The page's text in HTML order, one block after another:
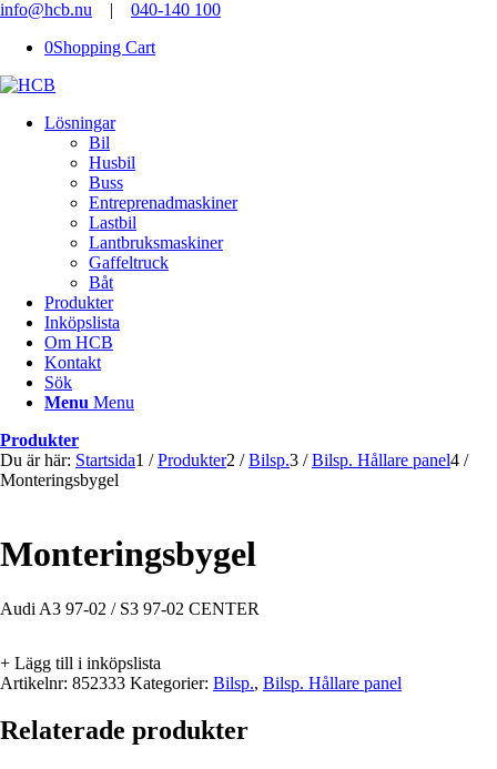
info@hcb.nu | 040-140 100
0Shopping Cart
Lösningar
Bil
Husbil
Buss
Entreprenadmaskiner
Lastbil
Lantbruksmaskiner
Gaffeltruck
Båt
Produkter
Inköpslista
Om HCB
Kontakt
Sök
Menu Menu
Produkter
Du är här: Startsida1 / Produkter2 / Bilsp.3 / Bilsp. Hållare panel4 /
Monteringsbygel
Monteringsbygel
Audi A3 97-02 / S3 97-02 CENTER
+ Lägg till i inköpslista
Artikelnr: 852333 Kategorier: Bilsp., Bilsp. Hållare panel
Relaterade produkter